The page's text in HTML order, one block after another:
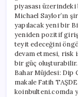
piyasası üzerindeki
Michael Saylor’ın
yapılacak yeni bir
yeniden pozitif
teyit edeceğini
devam etmesi, risk
bir güç
Bahar Müjdesi: Dip
makale Fatih
koinbulteni.comda